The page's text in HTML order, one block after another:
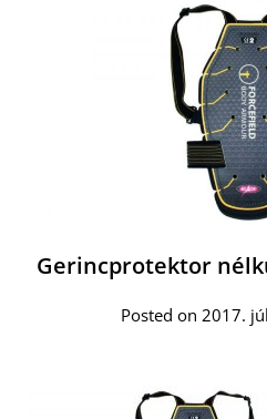
Gerincprotektor
Posted on 2017.